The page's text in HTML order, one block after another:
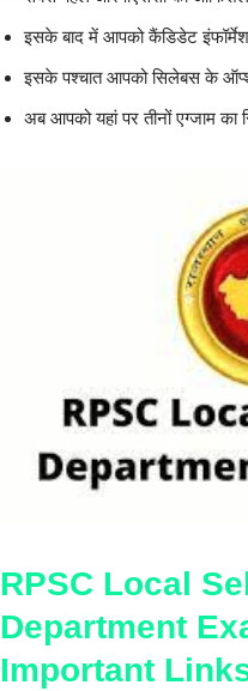
इसके बाद में आपको कैंडिडेट
इसके पश्चात आपको सिलेबस के
अब आपको यहां पर तीनों एग्जाम
RPSC Local
Department
Important